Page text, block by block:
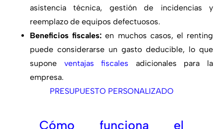
asistencia técnica, gestión de incidencias y
reemplazo de equipos defectuosos.
Beneficios fiscales: en muchos casos, el renting
puede considerarse un gasto deducible, lo que
supone ventajas fiscales adicionales para la
empresa.
PRESUPUESTO PERSONALIZADO
Cómo funciona el